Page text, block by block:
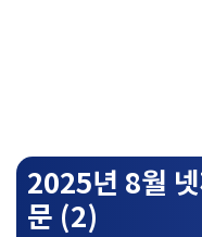
2025년 8월
문 (2)